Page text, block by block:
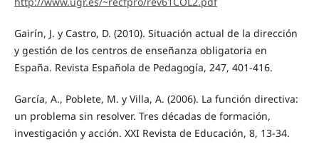
Gairín, J. y Castro, D. (2010). Situación actual de la dirección
y gestión de los centros de enseñanza obligatoria en
España. Revista Española de Pedagogía, 247, 401-416.
García, A., Poblete, M. y Villa, A. (2006). La función directiva:
un problema sin resolver. Tres décadas de formación,
investigación y acción. XXI Revista de Educación, 8, 13-34.